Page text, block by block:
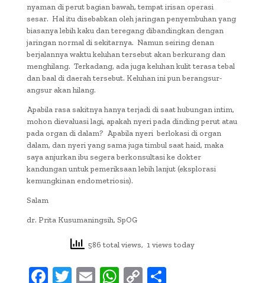
nyaman di perut bagian bawah, tempat irisan operasi
sesar. Hal itu disebabkan oleh jaringan penyembuhan yang
biasanya lebih kaku dan teregang dibandingkan dengan
jaringan normal di sekitarnya. Namun seiring denan
berjalannya waktu keluhan tersebut akan berkurang dan
menghilang. Terkadang, ada juga keluhan kulit terasa tebal
dan baal di daerah tersebut. Keluhan ini pun berangsur-
angsur akan hilang.
Apabila rasa sakitnya hanya terjadi di saat hubungan intim,
mohon dievaluasi lagi, apakah nyeri pada dinding perut atau
pada organ di dalam? Apabila nyeri berlokasi di organ
dalam, dan nyeri yang sama juga timbul saat haid, maka
saya anjurkan ibu segera berkonsultasi ke dokter
kandungan untuk pemeriksaan lebih lanjut (eksplorasi
kemungkinan endometriosis).
Salam
dr. Prita Kusumaningsih, SpOG
586 total views, 1 views today
F T E W C S